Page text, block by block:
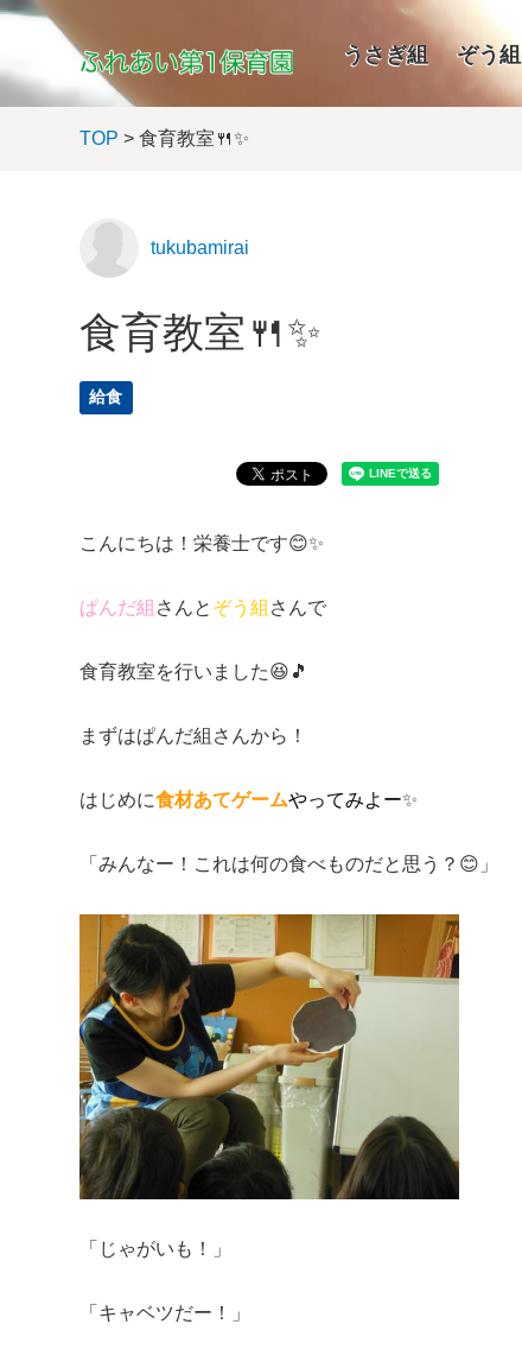
うさぎ組 ぞう組
TOP > 食育教室🍴✨
tukubamirai
食育教室🍴✨
給食
こんにちは！栄養士です😊✨
ぱんだ組 さんと ぞう組 さんで
食育教室を行いました😆🎵
まずはぱんだ組さんから！
はじめに食材あてゲームやってみよー✨
「みんなー！これは何の食べものだと思う？😊」
「じゃがいも！」
「キャベツだー！」